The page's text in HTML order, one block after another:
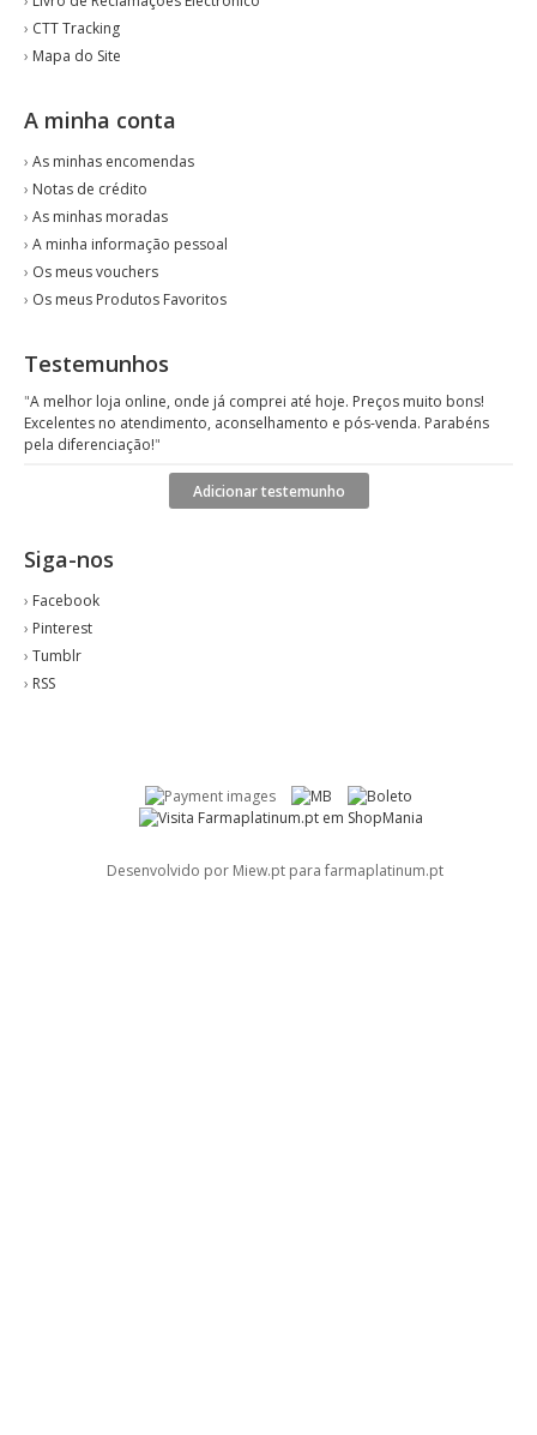
› CTT Tracking
› Mapa do Site
A minha conta
› As minhas encomendas
› Notas de crédito
› As minhas moradas
› A minha informação pessoal
› Os meus vouchers
› Os meus Produtos Favoritos
Testemunhos
"A melhor loja online, onde já comprei até hoje. Preços muito bons!
Excelentes no atendimento, aconselhamento e pós-venda. Parabéns
pela diferenciação!"
Adicionar testemunho
Siga-nos
› Facebook
› Pinterest
› Tumblr
› RSS
Desenvolvido por Miew.pt para farmaplatinum.pt